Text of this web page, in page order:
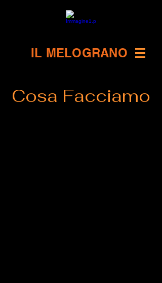
IL MELOGRANO
Cosa Facciamo